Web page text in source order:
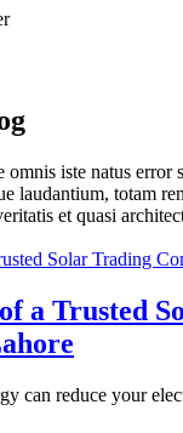
omnis iste natus error
laudantium, totam
et quasi
a Trusted
can reduce your